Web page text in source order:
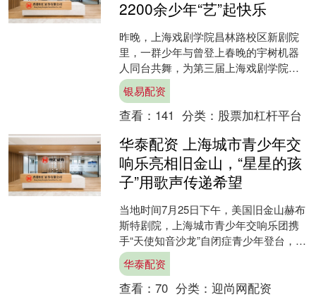
2200余少年“艺”起快乐
昨晚，上海戏剧学院昌林路校区新剧院
里，一群少年与曾登上春晚的宇树机器
人同台共舞，为第三届上海戏剧学院青
少年美育教育展演画上句点。来自全国
22个省、市、自治区的2....
银易配资
查看： 141 分类： 股票加杠杆平台
华泰配资 上海城市青少年交
响乐亮相旧金山，“星星的孩
子”用歌声传递希望
当地时间7月25日下午，美国旧金山赫布
斯特剧院，上海城市青少年交响乐团携
手“天使知音沙龙”自闭症青少年登台，演
出《希望之和声》慈善公益音乐会，近
千位当地观众共赴....
华泰配资
查看： 70 分类： 迎尚网配资